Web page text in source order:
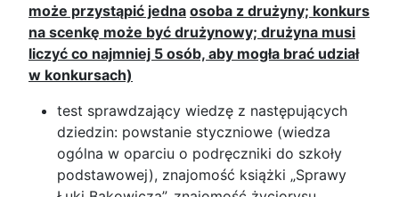
może przystąpić jedna osoba z drużyny; konkurs
na scenkę może być drużynowy; drużyna musi
liczyć co najmniej 5 osób, aby mogła brać udział
w konkursach)
test sprawdzający wiedzę z następujących
dziedzin: powstanie styczniowe (wiedza
ogólna w oparciu o podręczniki do szkoły
podstawowej), znajomość książki „Sprawy